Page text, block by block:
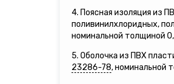
4. Поясная изоляция из
поливинилхлоридных,
номинальной толщиной
5. Оболочка из ПВХ
23286-78, номинальной